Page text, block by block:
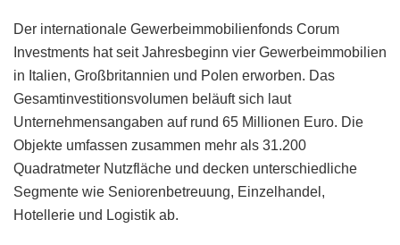
Der internationale Gewerbeimmobilienfonds Corum
Investments hat seit Jahresbeginn vier Gewerbeimmobilien
in Italien, Großbritannien und Polen erworben. Das
Gesamtinvestitionsvolumen beläuft sich laut
Unternehmensangaben auf rund 65 Millionen Euro. Die
Objekte umfassen zusammen mehr als 31.200
Quadratmeter Nutzfläche und decken unterschiedliche
Segmente wie Seniorenbetreuung, Einzelhandel,
Hotellerie und Logistik ab.